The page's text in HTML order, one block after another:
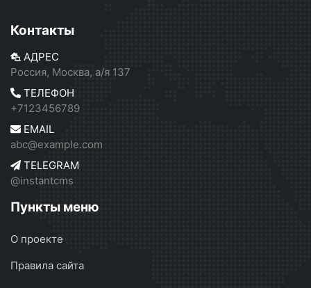
Контакты
АДРЕС
Россия, Москва, а/я 137
ТЕЛЕФОН
+7123456789
EMAIL
abc@example.com
TELEGRAM
@instantcms
Пункты меню
О проекте
Правила сайта